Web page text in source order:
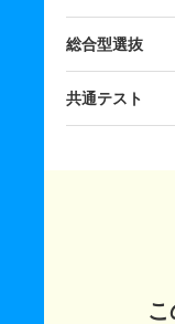
総合型選抜
共通テスト